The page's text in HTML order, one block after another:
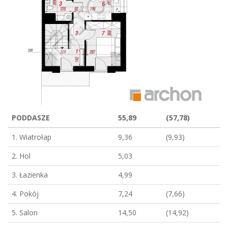
PODDASZE 55,89
(57,78)
1. Wiatrołap
9,36
(9,93)
2. Hol
5,03
3. Łazienka
4,99
4. Pokój
7,24
(7,66)
5. Salon
14,50
(14,92)